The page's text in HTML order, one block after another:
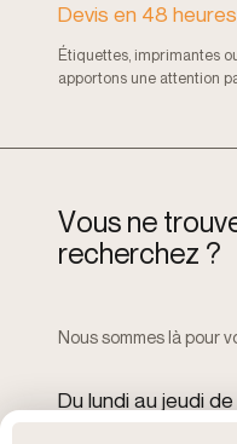
Devis en 48 heures
Étiquettes, imprimantes
apportons une attention
Vous ne trouv
recherchez ?
Nous sommes là pour
Du lundi au jeudi
17h30